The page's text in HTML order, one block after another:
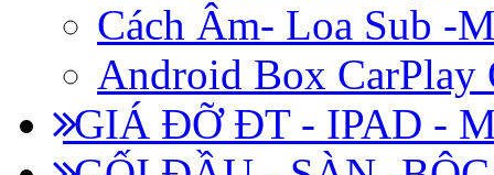
Cách Âm- Loa Sub -
Android Box CarPlay
GIÁ ĐỠ ĐT - IPAD -